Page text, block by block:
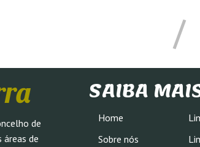
de
áreas de
SAIBA
Home
Sobre nós